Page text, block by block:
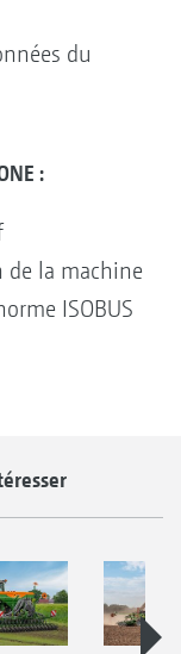
du
:
de la machine
ISOBUS